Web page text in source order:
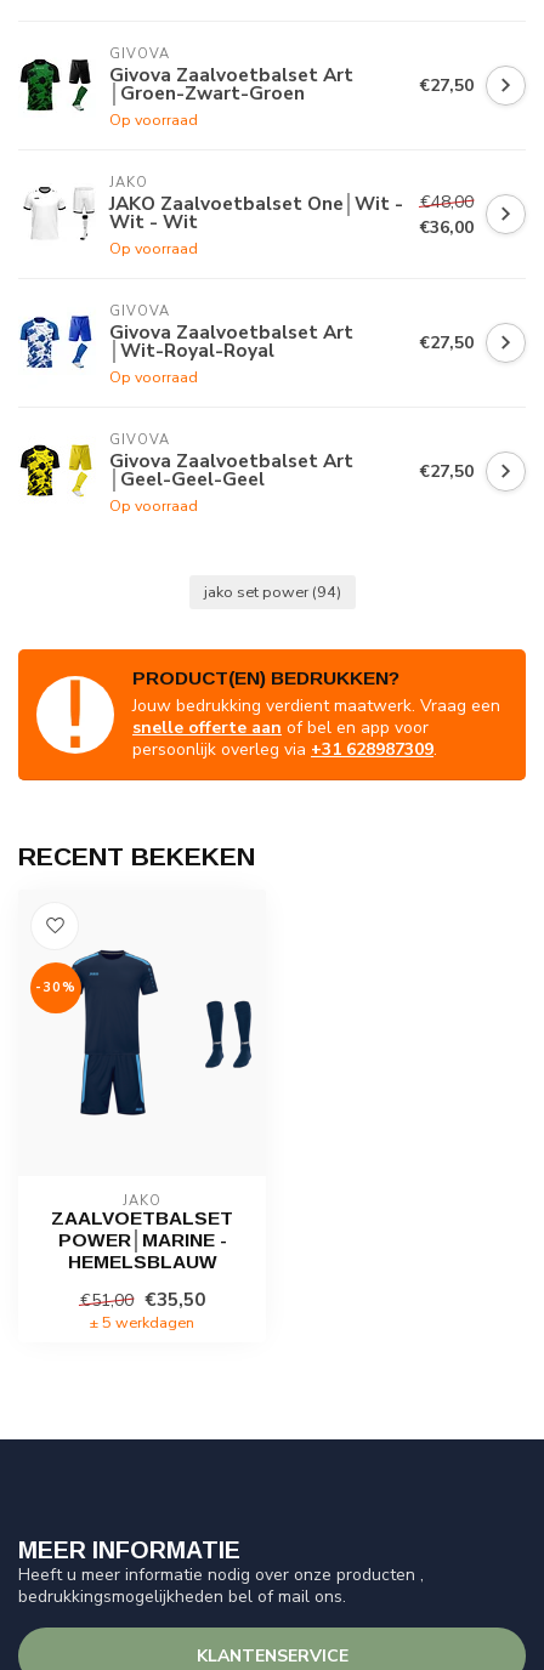
GIVOVA
Givova Zaalvoetbalset Art
│Groen-Zwart-Groen
Op voorraad
€27,50
JAKO
JAKO Zaalvoetbalset One│Wit -
Wit - Wit
Op voorraad
€48,00
€36,00
GIVOVA
Givova Zaalvoetbalset Art
│Wit-Royal-Royal
Op voorraad
€27,50
GIVOVA
Givova Zaalvoetbalset Art
│Geel-Geel-Geel
Op voorraad
€27,50
jako set power (94)
PRODUCT(EN) BEDRUKKEN?
Jouw bedrukking verdient maatwerk. Vraag een
snelle offerte aan of bel en app voor
persoonlijk overleg via +31 628987309.
RECENT BEKEKEN
-30%
JAKO
ZAALVOETBALSET
POWER│MARINE -
HEMELSBLAUW
€51,00 €35,50
± 5 werkdagen
MEER INFORMATIE
Heeft u meer informatie nodig over onze producten ,
bedrukkingsmogelijkheden bel of mail ons.
KLANTENSERVICE